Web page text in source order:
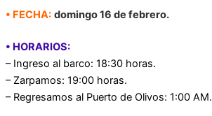
• FECHA: domingo 16 de febrero.
• HORARIOS:
– Ingreso al barco: 18:30 horas.
– Zarpamos: 19:00 horas.
– Regresamos al Puerto de Olivos: 1:00 AM.